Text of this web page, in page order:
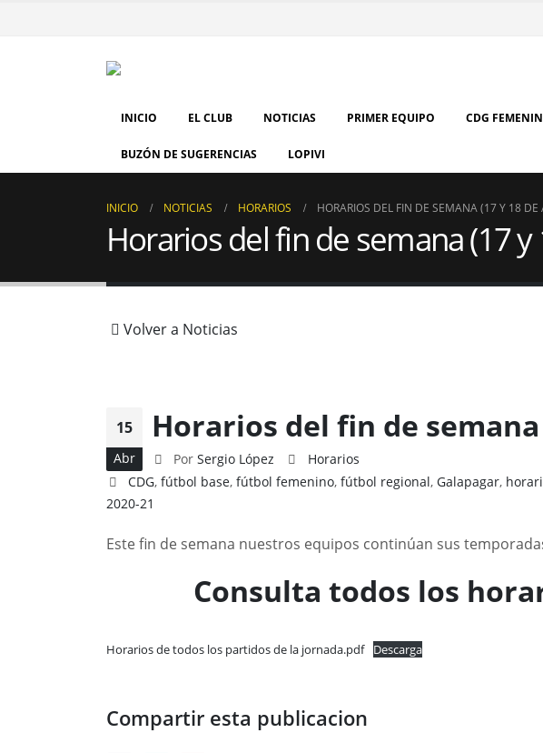
INICIO EL CLUB NOTICIAS PRIMER EQUIPO CDG
BUZÓN DE SUGERENCIAS LOPIVI
INICIO NOTICIAS HORARIOS HORARIOS DEL FIN DE SEMANA (17 Y 18 DE
Horarios del fin de semana (17 y
Volver a Noticias
15
Abr
Horarios del fin de
Por Sergio López
Horarios
CDG,fútbol base,fútbol femenino,fútbol regional,Galapagar,
2020-21
Este fin de semana nuestros equipos continúan sus
Consulta todos los
Horarios de todos los partidos de la jornada.pdf Descarga
Compartir esta publicacion